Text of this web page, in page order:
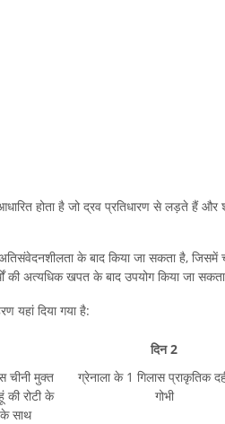
होता है जो द्रव प्रतिधारण से लड़ते हैं
के बाद किया जा सकता है, जिसमें
की अत्यधिक खपत के बाद उपयोग किया जा
यहां दिया गया है:
दिन 2
चीनी मुक्त
रोटी के
साथ
ग्रेनाला के 1 गिलास प्राकृतिक
गोभी